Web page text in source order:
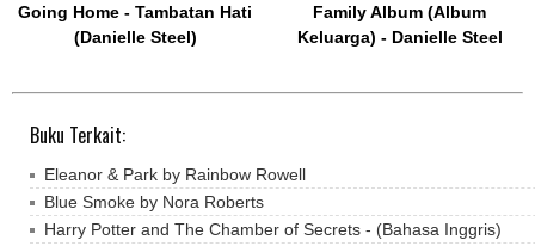
Going Home - Tambatan Hati
(Danielle Steel)
Family Album (Album
Keluarga) - Danielle Steel
Buku Terkait:
Eleanor & Park by Rainbow Rowell
Blue Smoke by Nora Roberts
Harry Potter and The Chamber of Secrets - (Bahasa Inggris)